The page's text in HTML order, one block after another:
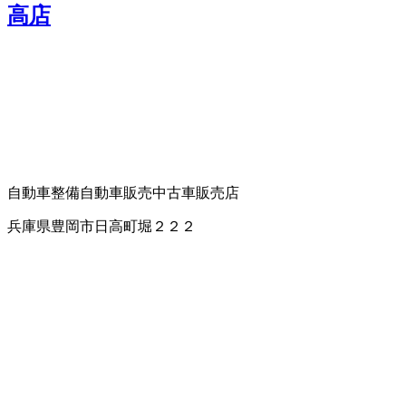
高店
自動車整備自動車販売中古車販売店
兵庫県豊岡市日高町堀２２２